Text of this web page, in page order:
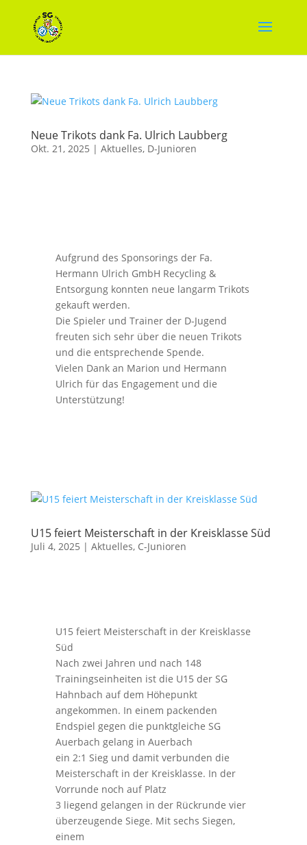
Neue Trikots dank Fa. Ulrich Laubberg
Okt. 21, 2025 | Aktuelles, D-Junioren
Aufgrund des Sponsorings der Fa.
Hermann Ulrich GmbH Recycling &
Entsorgung konnten neue langarm Trikots
gekauft werden.
Die Spieler und Trainer der D-Jugend
freuten sich sehr über die neuen Trikots
und die entsprechende Spende.
Vielen Dank an Marion und Hermann
Ulrich für das Engagement und die
Unterstützung!
U15 feiert Meisterschaft in der Kreisklasse Süd
Juli 4, 2025 | Aktuelles, C-Junioren
U15 feiert Meisterschaft in der Kreisklasse
Süd
Nach zwei Jahren und nach 148
Trainingseinheiten ist die U15 der SG
Hahnbach auf dem Höhepunkt
angekommen. In einem packenden
Endspiel gegen die punktgleiche SG
Auerbach gelang in Auerbach
ein 2:1 Sieg und damit verbunden die
Meisterschaft in der Kreisklasse. In der
Vorrunde noch auf Platz
3 liegend gelangen in der Rückrunde vier
überzeugende Siege. Mit sechs Siegen,
einem